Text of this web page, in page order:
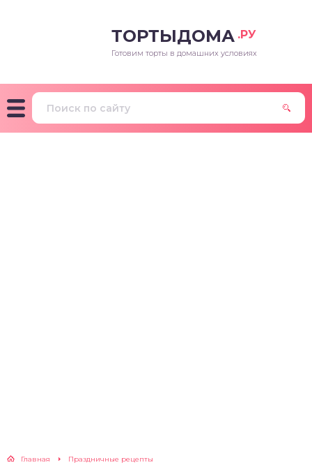
ТОРТЫДОМА .РУ
Готовим торты в домашних условиях
Главная Праздничные рецепты